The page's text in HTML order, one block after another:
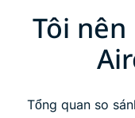
Tôi
Tổng quan so